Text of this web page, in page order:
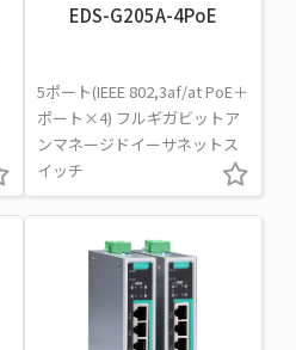
EDS-G205A-4PoE
5ポート(IEEE 802,3af/at PoE＋
ポート×4) フルギガビットア
ンマネージドイーサネットス
イッチ